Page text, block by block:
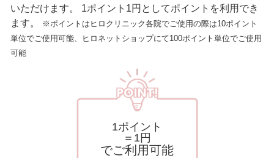
いただけます。
1ポイント1円としてポイントを利用でき
ます。
※ポイントはヒロクリニック各院でご使用の際は10ポイント
単位でご使用可能、ヒロネットショップにて100ポイント単位でご使用
可能
1ポイント
＝1円
でご利用可能